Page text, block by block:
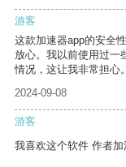
游客
这款加速器app的安全
放心。我以前使用过一
情况，这让我非常担心。
2024-09-08
游客
我喜欢这个软件 作者加